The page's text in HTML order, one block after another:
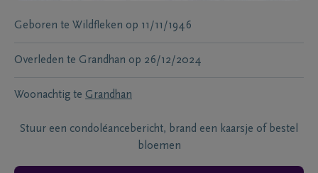
Geboren te Wildfleken op 11/11/1946
Overleden te Grandhan op 26/12/2024
Woonachtig te Grandhan
Stuur een condoléancebericht, brand een kaarsje of bestel
bloemen